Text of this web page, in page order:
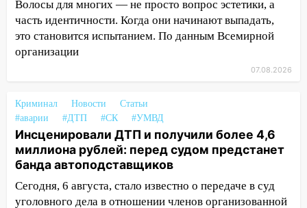
иномарки
05:00 «Каждая пятая женщина и каждый
второй мужчина в мире сталкиваются с
алопецией»: врач рассказал, чем может
03:30
Гороскоп на 7 августа: пятница
принесет прилив творческой энергии и
отличные шансы исправить старые
ошибки
06.08.2026
Волосы для многих — не просто вопрос эстетики, а
часть идентичности. Когда они начинают выпадать,
это становится испытанием. По данным Всемирной
организации
07.08.2026
Криминал Новости
Статьи
#аварии
#ДТП #СК #УМВД
Инсценировали ДТП и получили более 4,6
миллиона рублей: перед судом предстанет
банда автоподставщиков
Сегодня, 6 августа, стало известно о передаче в суд
уголовного дела в отношении членов организованной